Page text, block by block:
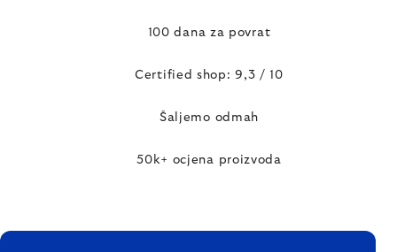
100 dana za povrat
Certified shop: 9,3 / 10
Šaljemo odmah
50k+ ocjena proizvoda
FOOTER